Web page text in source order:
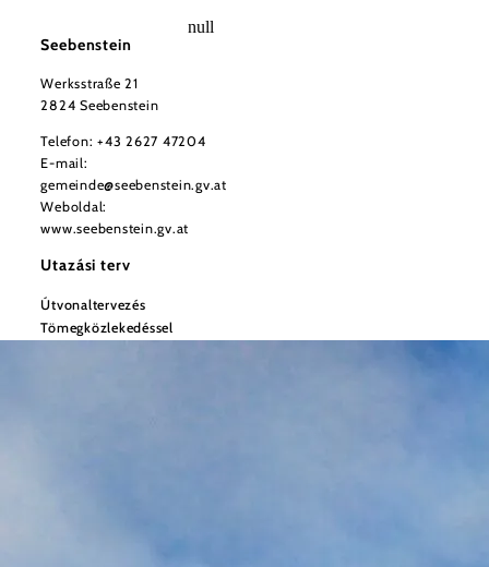
Seebenstein
Werksstraße 21
2824 Seebenstein
Telefon:+43 2627 47204
E-mail:
gemeinde@seebenstein.gv.at
Weboldal:
www.seebenstein.gv.at
Utazási terv
Útvonaltervezés
Tömegközlekedéssel
null